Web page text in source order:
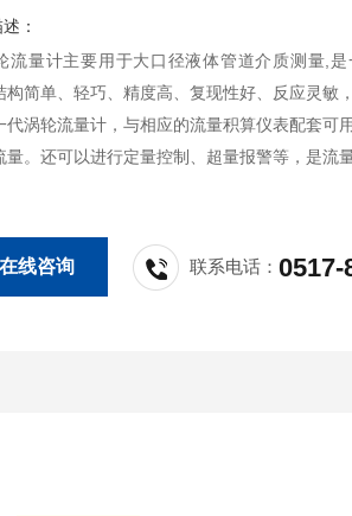
：
流量计主要用于大口径液体管道介质测量,
构简单、轻巧、精度高、复现性好、反应灵敏
代涡轮流量计，与相应的流量积算仪表配套可
量。还可以进行定量控制、超量报警等，是流
在线咨询 联系电话：0517-